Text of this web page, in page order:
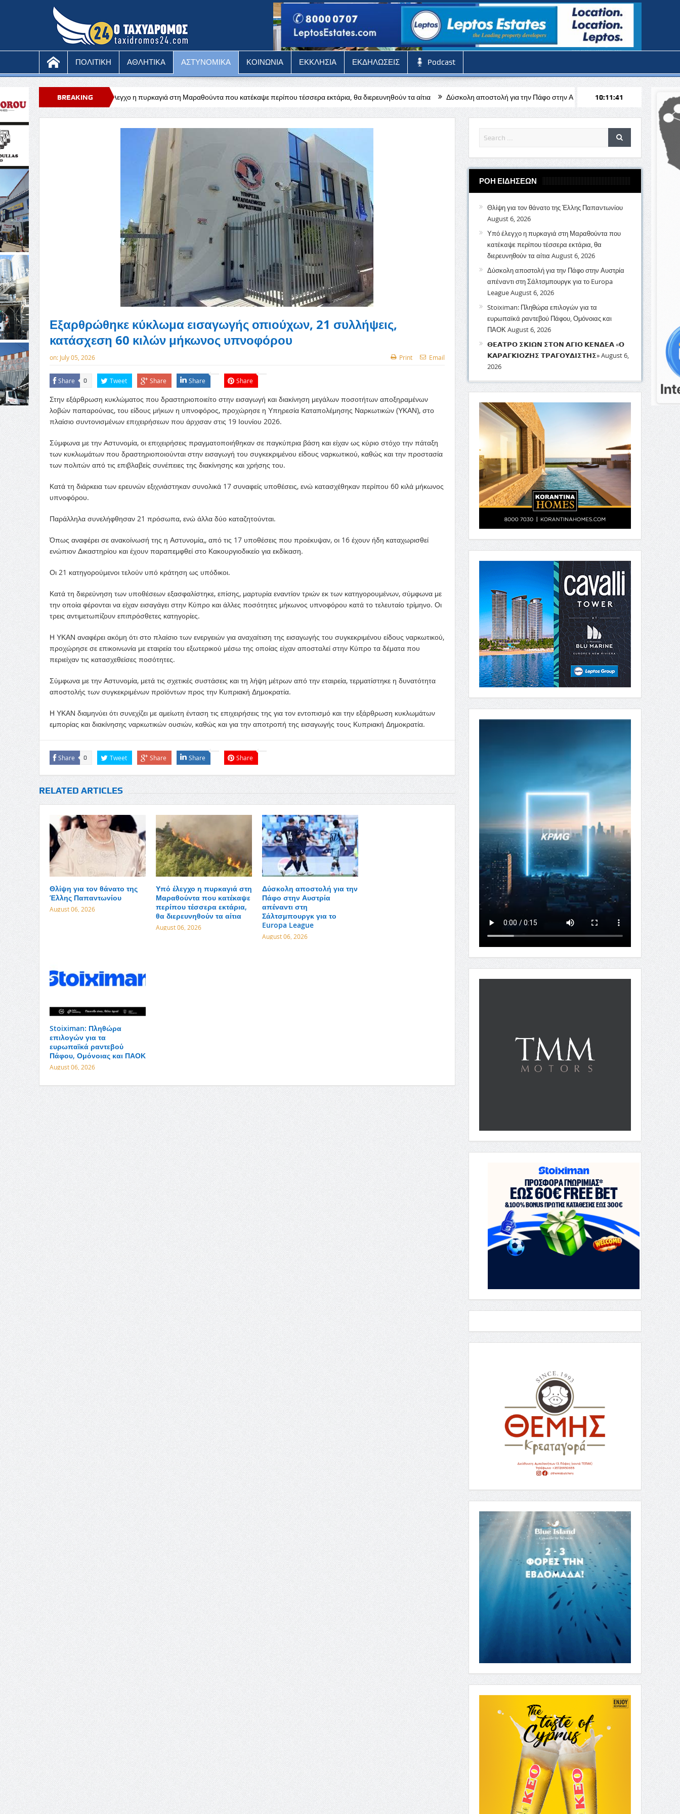
ΠΟΛΙΤΙΚΗ ΑΘΛΗΤΙΚΑ ΑΣΤΥΝΟΜΙΚΑ ΚΟΙΝΩΝΙΑ ΕΚΚΛΗΣΙΑ ΕΚΔΗΛΩΣΕΙΣ Podcast
BREAKING
NEWS
Υπό έλεγχο η πυρκαγιά στη Μαραθούντα που κατέκαψε περίπου τέσσερα εκτάρια, θα διερευνηθούν τα αίτια Δύσκολη αποστολή για την Πάφο στην Αυστρία απέναντι στη Σάλτσμπουργκ για το Europa
10:11:43
Εξαρθρώθηκε κύκλωμα εισαγωγής οπιούχων, 21 συλλήψεις,
κατάσχεση 60 κιλών μήκωνος υπνοφόρου
on: July 05, 2026 Print Email
Share 0 Tweet Share Share Share
Στην εξάρθρωση κυκλώματος που δραστηριοποιείτο στην εισαγωγή και διακίνηση μεγάλων ποσοτήτων αποξηραμένων
λοβών παπαρούνας, του είδους μήκων η υπνοφόρος, προχώρησε η Υπηρεσία Καταπολέμησης Ναρκωτικών (ΥΚΑΝ), στο
πλαίσιο συντονισμένων επιχειρήσεων που άρχισαν στις 19 Ιουνίου 2026.
Σύμφωνα με την Αστυνομία, οι επιχειρήσεις πραγματοποιήθηκαν σε παγκύπρια βάση και είχαν ως κύριο στόχο την πάταξη
των κυκλωμάτων που δραστηριοποιούνται στην εισαγωγή του συγκεκριμένου είδους ναρκωτικού, καθώς και την προστασία
των πολιτών από τις επιβλαβείς συνέπειες της διακίνησης και χρήσης του.
Κατά τη διάρκεια των ερευνών εξιχνιάστηκαν συνολικά 17 συναφείς υποθέσεις, ενώ κατασχέθηκαν περίπου 60 κιλά μήκωνος
υπνοφόρου.
Παράλληλα συνελήφθησαν 21 πρόσωπα, ενώ άλλα δύο καταζητούνται.
Όπως αναφέρει σε ανακοίνωσή της η Αστυνομία,, από τις 17 υποθέσεις που προέκυψαν, οι 16 έχουν ήδη καταχωρισθεί
ενώπιον Δικαστηρίου και έχουν παραπεμφθεί στο Κακουργιοδικείο για εκδίκαση.
Οι 21 κατηγορούμενοι τελούν υπό κράτηση ως υπόδικοι.
Κατά τη διερεύνηση των υποθέσεων εξασφαλίστηκε, επίσης, μαρτυρία εναντίον τριών εκ των κατηγορουμένων, σύμφωνα με
την οποία φέρονται να είχαν εισαγάγει στην Κύπρο και άλλες ποσότητες μήκωνος υπνοφόρου κατά το τελευταίο τρίμηνο. Οι
τρεις αντιμετωπίζουν επιπρόσθετες κατηγορίες.
Η ΥΚΑΝ αναφέρει ακόμη ότι στο πλαίσιο των ενεργειών για αναχαίτιση της εισαγωγής του συγκεκριμένου είδους ναρκωτικού,
προχώρησε σε επικοινωνία με εταιρεία του εξωτερικού μέσω της οποίας είχαν αποσταλεί στην Κύπρο τα δέματα που
περιείχαν τις κατασχεθείσες ποσότητες.
Σύμφωνα με την Αστυνομία, μετά τις σχετικές συστάσεις και τη λήψη μέτρων από την εταιρεία, τερματίστηκε η δυνατότητα
αποστολής των συγκεκριμένων προϊόντων προς την Κυπριακή Δημοκρατία.
Η ΥΚΑΝ διαμηνύει ότι συνεχίζει με αμείωτη ένταση τις επιχειρήσεις της για τον εντοπισμό και την εξάρθρωση κυκλωμάτων
εμπορίας και διακίνησης ναρκωτικών ουσιών, καθώς και για την αποτροπή της εισαγωγής τους Κυπριακή Δημοκρατία.
Share 0 Tweet Share Share Share
RELATED ARTICLES
Θλίψη για τον θάνατο της
Έλλης Παπαντωνίου
August 06, 2026
Υπό έλεγχο η πυρκαγιά στη
Μαραθούντα που κατέκαψε
περίπου τέσσερα εκτάρια,
θα διερευνηθούν τα αίτια
August 06, 2026
Δύσκολη αποστολή για την
Πάφο στην Αυστρία
απέναντι στη
Σάλτσμπουργκ για το
Europa League
August 06, 2026
Stoiximan: Πληθώρα
επιλογών για τα
ευρωπαϊκά ραντεβού
Πάφου, Ομόνοιας και ΠΑΟΚ
August 06, 2026
ΡΟΗ ΕΙΔΗΣΕΩΝ
Θλίψη για τον θάνατο της Έλλης Παπαντωνίου
August 6, 2026
Υπό έλεγχο η πυρκαγιά στη Μαραθούντα που
κατέκαψε περίπου τέσσερα εκτάρια, θα
διερευνηθούν τα αίτια August 6, 2026
Δύσκολη αποστολή για την Πάφο στην Αυστρία
απέναντι στη Σάλτσμπουργκ για το Europa
LeagueAugust 6, 2026
Stoiximan: Πληθώρα επιλογών για τα
ευρωπαϊκά ραντεβού Πάφου, Ομόνοιας και
ΠΑΟΚAugust 6, 2026
𝝝𝝚𝝖𝝩𝝦𝝤 𝝨𝝟𝝞𝝮𝝢 𝝨𝝩𝝤𝝢 𝝖𝝘𝝞𝝤 𝝟𝝚𝝢𝝙𝝚𝝖 «𝝤
𝝟𝝖𝝦𝝖𝝘𝝟𝝞𝝤𝝛𝝜𝝨 𝝩𝝦𝝖𝝘𝝤𝝪𝝙𝝞𝝨𝝩𝝜𝝨»August 6,
2026